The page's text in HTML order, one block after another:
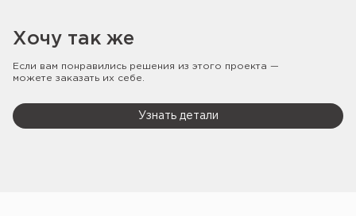
Хочу так же
Если вам понравились решения из этого проекта —
можете заказать их себе.
Узнать детали